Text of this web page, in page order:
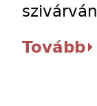
Tovább